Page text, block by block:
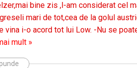
bine zis ,l-am considerat cel
mari de tot,cea de la golul
vina i-o acord tot lui Low. -Nu se
mult »